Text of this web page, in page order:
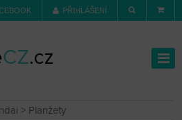
PŘIHLÁŠENÍ
> Planžety